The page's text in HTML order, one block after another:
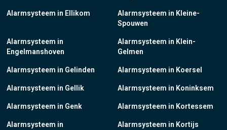
Alarmsysteem in Ellikom
Alarmsysteem in
Engelmanshoven
Alarmsysteem in Gelinden
Alarmsysteem in Gellik
Alarmsysteem in Genk
Alarmsysteem in
Alarmsysteem in Kleine-
Spouwen
Alarmsysteem in Klein-
Gelmen
Alarmsysteem in Koersel
Alarmsysteem in Koninksem
Alarmsysteem in Kortessem
Alarmsysteem in Kortijs